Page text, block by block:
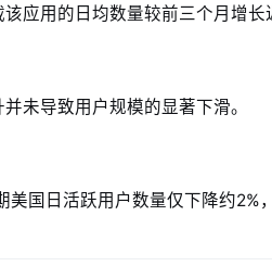
应用的日均数量较前三个月增长
未导致用户规模的显著下滑。
国日活跃用户数量仅下降约2%